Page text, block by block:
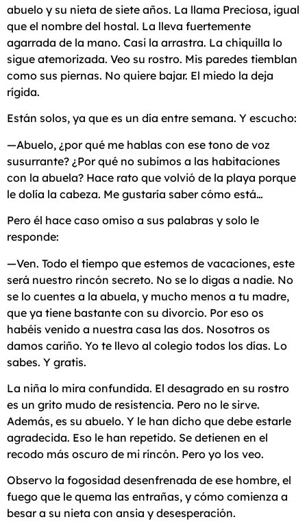
abuelo y su nieta de siete años. La llama Preciosa, igual
que el nombre del hostal. La lleva fuertemente
agarrada de la mano. Casi la arrastra. La chiquilla lo
sigue atemorizada. Veo su rostro. Mis paredes tiemblan
como sus piernas. No quiere bajar. El miedo la deja
rígida.
Están solos, ya que es un día entre semana. Y escucho:
—Abuelo, ¿por qué me hablas con ese tono de voz
susurrante? ¿Por qué no subimos a las habitaciones
con la abuela? Hace rato que volvió de la playa porque
le dolía la cabeza. Me gustaría saber cómo está…
Pero él hace caso omiso a sus palabras y solo le
responde:
—Ven. Todo el tiempo que estemos de vacaciones, este
será nuestro rincón secreto. No se lo digas a nadie. No
se lo cuentes a la abuela, y mucho menos a tu madre,
que ya tiene bastante con su divorcio. Por eso os
habéis venido a nuestra casa las dos. Nosotros os
damos cariño. Yo te llevo al colegio todos los días. Lo
sabes. Y gratis.
La niña lo mira confundida. El desagrado en su rostro
es un grito mudo de resistencia. Pero no le sirve.
Además, es su abuelo. Y le han dicho que debe estarle
agradecida. Eso le han repetido. Se detienen en el
recodo más oscuro de mi rincón. Pero yo los veo.
Observo la fogosidad desenfrenada de ese hombre, el
fuego que le quema las entrañas, y cómo comienza a
besar a su nieta con ansia y desesperación.